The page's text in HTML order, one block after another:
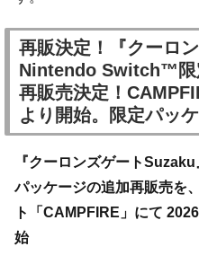
再販決定！『クーロ
Nintendo Switch™限
再販売決定！
より開始。限定パッ
『クーロンズゲート
パッケージの追加再販売を
ト「CAMPFIRE」にて
始